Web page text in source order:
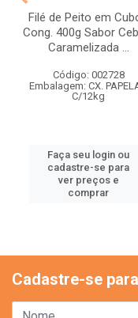
Filé de Peito em
Cong. 400g Sabor
Caramelizada ...
Código: 002728
Embalagem: CX.
C/12kg
Faça seu login ou
cadastre-se para
ver preços e
comprar
Cadastre-se